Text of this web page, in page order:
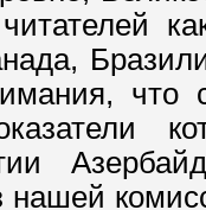
что
нашей